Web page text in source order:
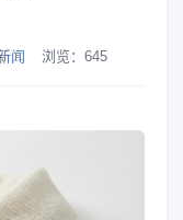
闻 浏览： 645